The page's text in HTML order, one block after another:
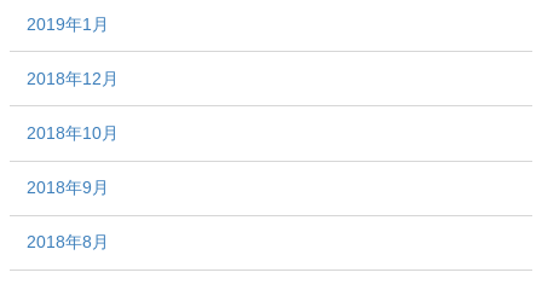
2019年1月
2018年12月
2018年10月
2018年9月
2018年8月